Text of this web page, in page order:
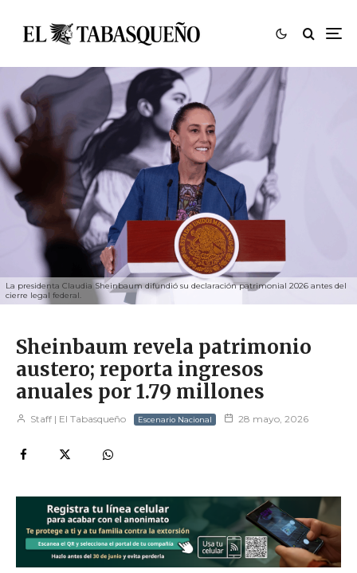
La presidenta Claudia Sheinbaum difundió su declaración patrimonial 2026 antes del
cierre legal federal.
Sheinbaum revela patrimonio
austero; reporta ingresos
anuales por 1.79 millones
Staff | El Tabasqueño Escenario Nacional 28 mayo, 2026